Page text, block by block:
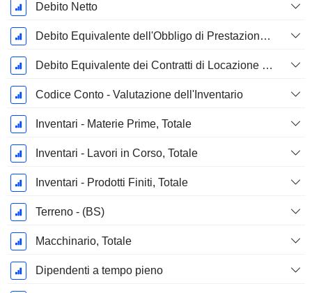
Debito Netto
Debito Equivalente dell'Obbligo di Prestazione Progettata Non Finanziata
Debito Equivalente dei Contratti di Locazione Operativi
Codice Conto - Valutazione dell'Inventario
Inventari - Materie Prime, Totale
Inventari - Lavori in Corso, Totale
Inventari - Prodotti Finiti, Totale
Terreno - (BS)
Macchinario, Totale
Dipendenti a tempo pieno